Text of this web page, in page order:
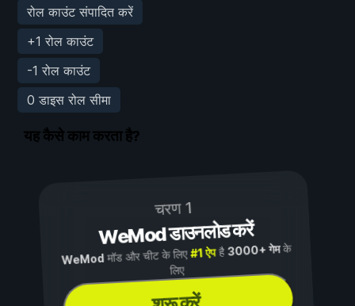
रोल काउंट संपादित करें
+1 रोल काउंट
-1 रोल काउंट
0 डाइस रोल सीमा
यह कैसे काम करता है?
चरण 1
WeMod डाउनलोड करें
WeMod मॉड और चीट के लिए#1 ऐपहै3000+ गेमके
लिए